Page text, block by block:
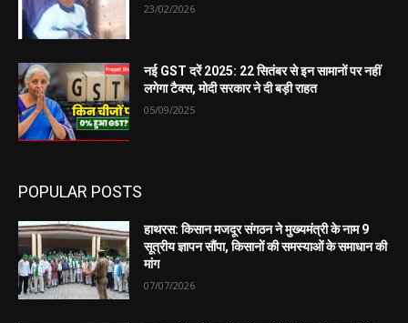
23/02/2026
नई GST दरें 2025: 22 सितंबर से इन सामानों पर नहीं
लगेगा टैक्स, मोदी सरकार ने दी बड़ी राहत
05/09/2025
POPULAR POSTS
हाथरस: किसान मजदूर संगठन ने मुख्यमंत्री के नाम 9
सूत्रीय ज्ञापन सौंपा, किसानों की समस्याओं के समाधान की
मांग
07/07/2026